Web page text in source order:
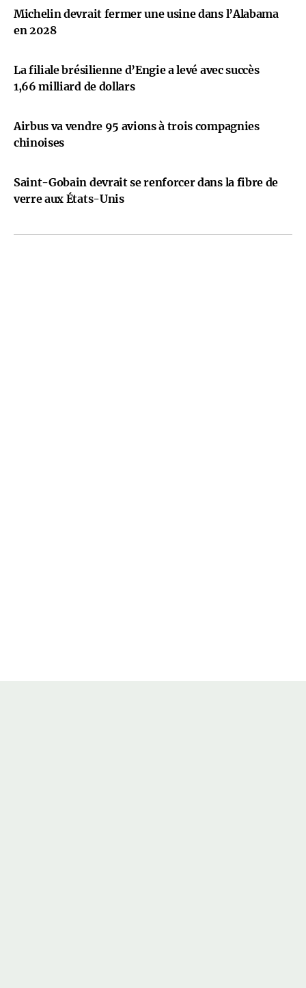
Michelin devrait fermer une usine dans l’Alabama
en 2028
La filiale brésilienne d’Engie a levé avec succès
1,66 milliard de dollars
Airbus va vendre 95 avions à trois compagnies
chinoises
Saint-Gobain devrait se renforcer dans la fibre de
verre aux États-Unis